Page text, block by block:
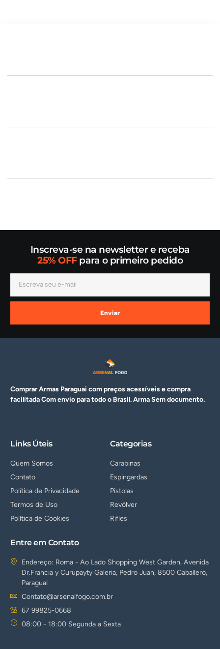
Inscreva-se na newsletter e receba
25% OFFpara o primeiro pedido
Enviar
Comprar Armas Paraguai com preços acessíveis e compra
facilitada Com envio para todo o Brasil. ArmaSem documento.
Links Úteis
Quem Somos
Contato
Política de Privacidade
Termos de Uso
Política de Cookies
Categorias
Carabinas
Espingardas
Pistolas
Revólver
Rifles
Entre em Contato
Endereço: Roma - Ao Lado Shopping West Garden, Avenida
Dr.Francia y Curupayty Galeria, Pedro Juan, 8500 Caballero,
Paraguai
Contato@arsenalfogo.com.br
67 99825-0668
08:00 - 18:00 Segunda a Sexta